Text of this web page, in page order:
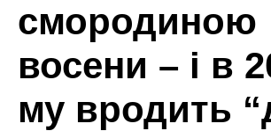
смородиною
восени – і в
му вродить